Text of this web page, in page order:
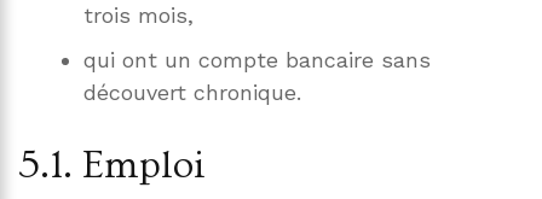
trois mois,
qui ont un compte bancaire sans
découvert chronique.
5.1. Emploi